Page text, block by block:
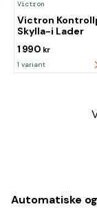
Victron
Victron
Skylla-i Lader
1 990 kr
1 variant
Automatiske